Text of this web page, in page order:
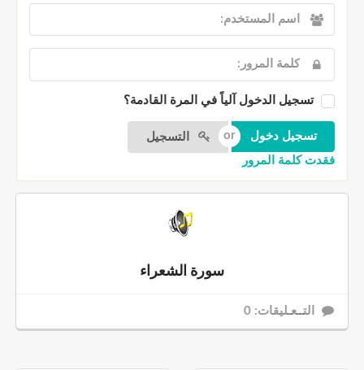
تسجيل الدخول آلياً في المرة القادمة؟
التسجيل
فقدت كلمة المرور
سورة الشعراء
التــعـليقات: 0